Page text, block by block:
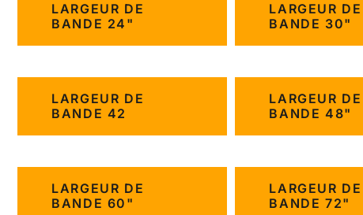
LARGEUR DE
BANDE 24"
LARGEUR DE
BANDE 30"
LARGEUR DE
BANDE 42
LARGEUR DE
BANDE 48"
LARGEUR DE
BANDE 60"
LARGEUR DE
BANDE 72"